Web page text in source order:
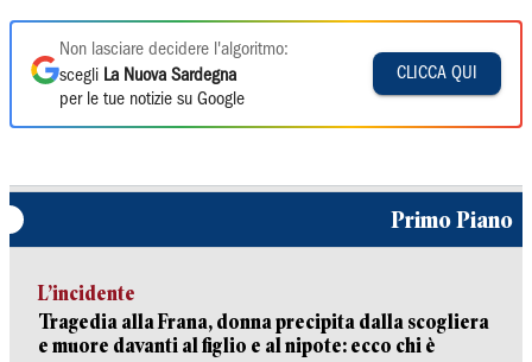
Non lasciare decidere l'algoritmo:
scegli La Nuova Sardegna
per le tue notizie su Google
CLICCA QUI
Primo Piano
L’incidente
Tragedia alla Frana, donna precipita dalla scogliera
e muore davanti al figlio e al nipote: ecco chi è